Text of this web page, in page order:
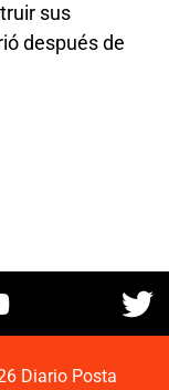
sus
después de
Diario Posta